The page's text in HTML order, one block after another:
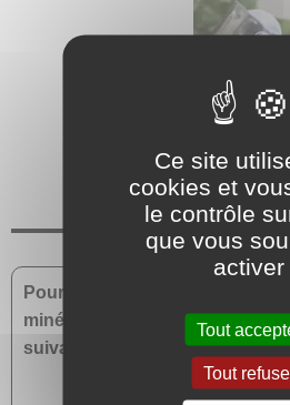
Histoire et vertus de
Pour approfondir vos
minéraux, nous vous
suivants :
Ce site
cookies et
le contrôle
que vous
activer
Tout
Tout